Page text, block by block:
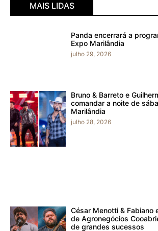
MAIS LIDAS
Panda encerrará a
Expo Marilândia
julho 29, 2026
Bruno & Barreto e
comandar a noite de
Marilândia
julho 28, 2026
César Menotti & Fabiano
de Agronegócios
de grandes sucessos